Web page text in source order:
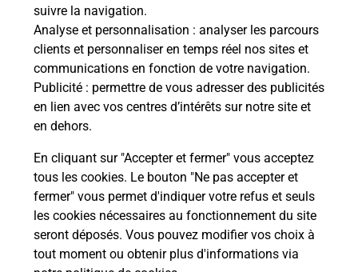
suivre la navigation.
Analyse et personnalisation : analyser les parcours
clients et personnaliser en temps réel nos sites et
communications en fonction de votre navigation.
Publicité : permettre de vous adresser des publicités
en lien avec vos centres d’intérêts sur notre site et
en dehors.
En cliquant sur "Accepter et fermer" vous acceptez
tous les cookies. Le bouton "Ne pas accepter et
fermer" vous permet d'indiquer votre refus et seuls
les cookies nécessaires au fonctionnement du site
seront déposés. Vous pouvez modifier vos choix à
tout moment ou obtenir plus d'informations via
Ouvert 24h/24
En savoir plus
PLOERMEL
CONSIGNE PICKUP SUPER U PLOERMEL